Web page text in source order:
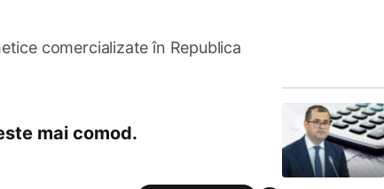
comercializate în Republica
mai comod.